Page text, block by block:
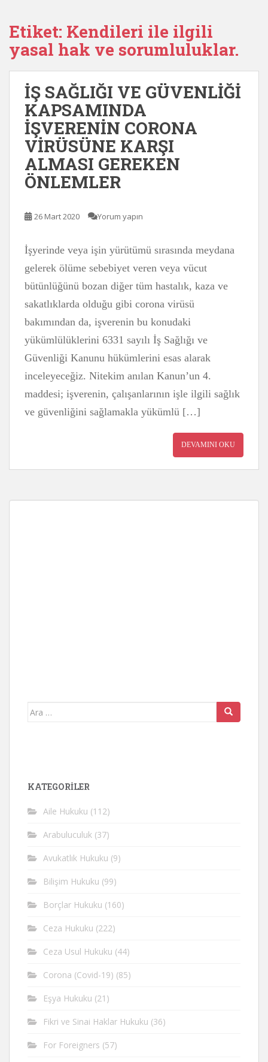
Etiket: Kendileri ile ilgili
yasal hak ve sorumluluklar.
İŞ SAĞLIĞI VE GÜVENLİĞİ
KAPSAMINDA
İŞVERENİN CORONA
VİRÜSÜNE KARŞI
ALMASI GEREKEN
ÖNLEMLER
26 Mart 2020 Yorum yapın
İşyerinde veya işin yürütümü sırasında meydana
gelerek ölüme sebebiyet veren veya vücut
bütünlüğünü bozan diğer tüm hastalık, kaza ve
sakatlıklarda olduğu gibi corona virüsü
bakımından da, işverenin bu konudaki
yükümlülüklerini 6331 sayılı İş Sağlığı ve
Güvenliği Kanunu hükümlerini esas alarak
inceleyeceğiz. Nitekim anılan Kanun’un 4.
maddesi; işverenin, çalışanlarının işle ilgili sağlık
ve güvenliğini sağlamakla yükümlü […]
DEVAMINI OKU
Arama
KATEGORİLER
Aile Hukuku (112)
Arabuluculuk (37)
Avukatlık Hukuku (9)
Bilişim Hukuku (99)
Borçlar Hukuku (160)
Ceza Hukuku (222)
Ceza Usul Hukuku (44)
Corona (Covid-19) (85)
Eşya Hukuku (21)
Fikri ve Sinai Haklar Hukuku (36)
For Foreigners (57)